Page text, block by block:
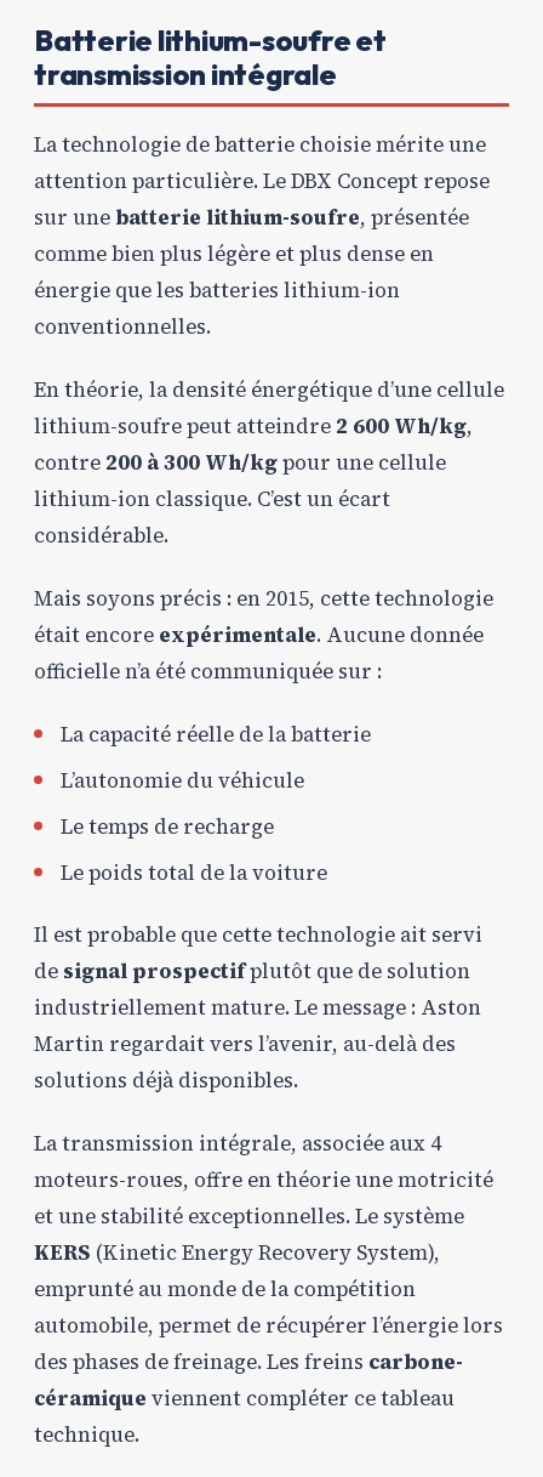
Batterie lithium-soufre et
transmission intégrale
La technologie de batterie choisie mérite une
attention particulière. Le DBX Concept repose
sur une batterie lithium-soufre, présentée
comme bien plus légère et plus dense en
énergie que les batteries lithium-ion
conventionnelles.
En théorie, la densité énergétique d’une cellule
lithium-soufre peut atteindre 2 600 Wh/kg,
contre 200 à 300 Wh/kgpour une cellule
lithium-ion classique. C’est un écart
considérable.
Mais soyons précis : en 2015, cette technologie
était encore expérimentale. Aucune donnée
officielle n’a été communiquée sur :
La capacité réelle de la batterie
L’autonomie du véhicule
Le temps de recharge
Le poids total de la voiture
Il est probable que cette technologie ait servi
de signal prospectifplutôt que de solution
industriellement mature. Le message : Aston
Martin regardait vers l’avenir, au-delà des
solutions déjà disponibles.
La transmission intégrale, associée aux 4
moteurs-roues, offre en théorie une motricité
et une stabilité exceptionnelles. Le système
KERS (Kinetic Energy Recovery System),
emprunté au monde de la compétition
automobile, permet de récupérer l’énergie lors
des phases de freinage. Les freins carbone-
céramique viennent compléter ce tableau
technique.